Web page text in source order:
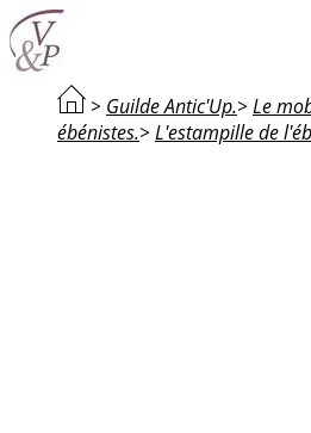
> Guilde Antic'Up.> Le
ébénistes.> L'estampille de